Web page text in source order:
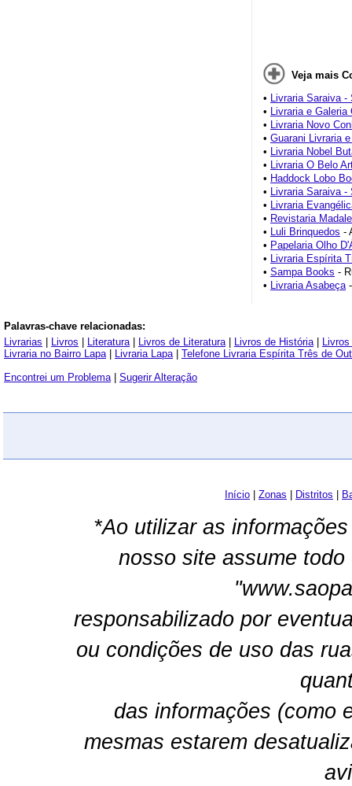
Veja mais
• Livraria Saraiva
• Livraria e Galeria
• Livraria Novo
• Guarani Livraria
• Livraria Nobel
• Livraria O Belo
• Haddock Lobo
• Livraria Saraiva -
• Livraria
• Revistaria
• Luli Brinquedos -
• Papelaria Olho
• Livraria Espírita
• Sampa Books -
• Livraria Asabeça-
Palavras-chave relacionadas:
Livrarias
Livros Literatura| Livros de Literatura| Livros de História|
Livraria no Bairro Lapa| Livraria Lapa| Telefone Livraria Espírita Três de
Encontrei um Problema| Sugerir Alteração
Início Zonas Distritos
*Ao utilizar as
nosso site assume
responsabilizado por
ou condições de uso das
das informações (como
mesmas estarem